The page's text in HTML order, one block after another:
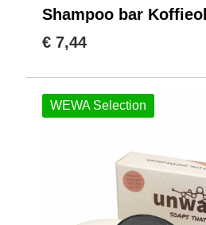
Shampoo bar
€ 7,44
WEWA Selection